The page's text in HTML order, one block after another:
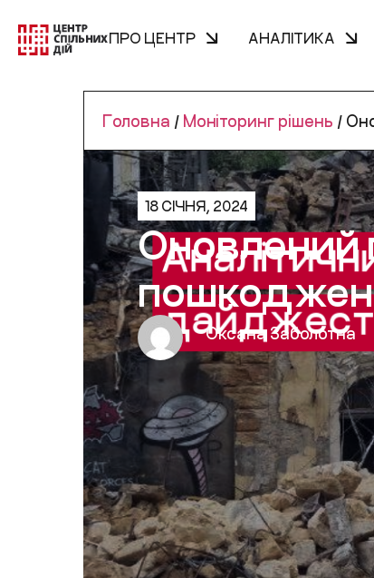
ПРО ЦЕНТР АНАЛІТИКА
Головна / Моніторинг рішень /
18 СІЧНЯ, 2024
Оновлений
Оксана Заболотна